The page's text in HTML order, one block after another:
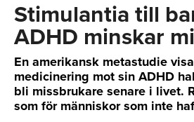
Stimulantia till
ADHD minskar
En amerikansk metastudie
medicinering mot sin ADHD
bli missbrukare senare i livet.
som för människor som inte